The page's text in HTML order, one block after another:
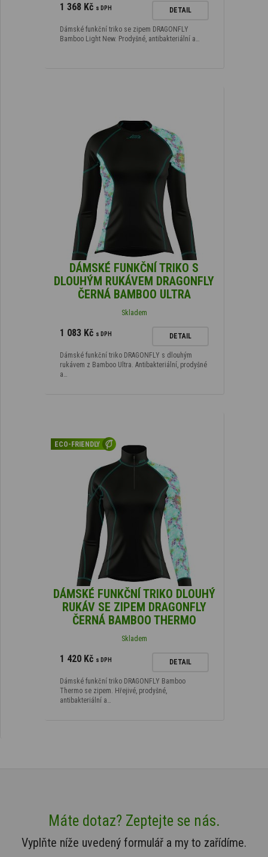
1 368 Kč s DPH DETAIL
Dámské funkční triko se zipem DRAGONFLY
Bamboo Light New. Prodyšné, antibakteriální a…
DÁMSKÉ FUNKČNÍ TRIKO S
DLOUHÝM RUKÁVEM DRAGONFLY
ČERNÁ BAMBOO ULTRA
Skladem
1 083 Kč s DPH DETAIL
Dámské funkční triko DRAGONFLY s dlouhým
rukávem z Bamboo Ultra. Antibakteriální, prodyšné
a…
ECO-FRIENDLY
DÁMSKÉ FUNKČNÍ TRIKO DLOUHÝ
RUKÁV SE ZIPEM DRAGONFLY
ČERNÁ BAMBOO THERMO
Skladem
1 420 Kč s DPH DETAIL
Dámské funkční triko DRAGONFLY Bamboo
Thermo se zipem. Hřejivé, prodyšné,
antibakteriální a…
Máte dotaz? Zeptejte se nás.
Vyplňte níže uvedený formulář a my to zařídíme.